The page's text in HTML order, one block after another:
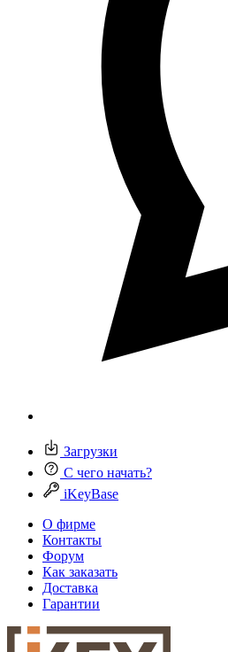
Загрузки
С чего начать?
iKeyBase
О фирме
Контакты
Форум
Как заказать
Доставка
Гарантии